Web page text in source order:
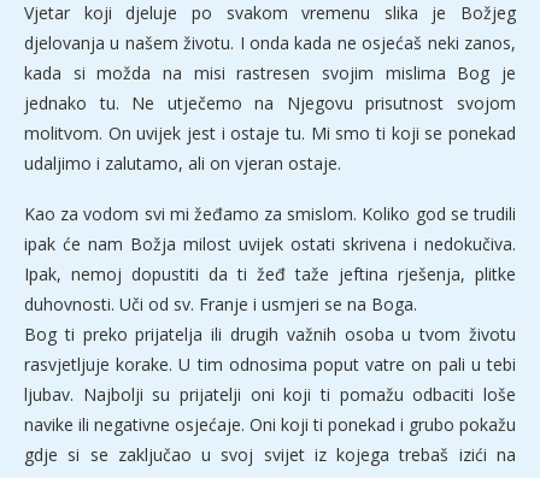
Vjetar koji djeluje po svakom vremenu slika je Božjeg
djelovanja u našem životu. I onda kada ne osjećaš neki zanos,
kada si možda na misi rastresen svojim mislima Bog je
jednako tu. Ne utječemo na Njegovu prisutnost svojom
molitvom. On uvijek jest i ostaje tu. Mi smo ti koji se ponekad
udaljimo i zalutamo, ali on vjeran ostaje.
Kao za vodom svi mi žeđamo za smislom. Koliko god se trudili
ipak će nam Božja milost uvijek ostati skrivena i nedokučiva.
Ipak, nemoj dopustiti da ti žeđ taže jeftina rješenja, plitke
duhovnosti. Uči od sv. Franje i usmjeri se na Boga.
Bog ti preko prijatelja ili drugih važnih osoba u tvom životu
rasvjetljuje korake. U tim odnosima poput vatre on pali u tebi
ljubav. Najbolji su prijatelji oni koji ti pomažu odbaciti loše
navike ili negativne osjećaje. Oni koji ti ponekad i grubo pokažu
gdje si se zaključao u svoj svijet iz kojega trebaš izići na